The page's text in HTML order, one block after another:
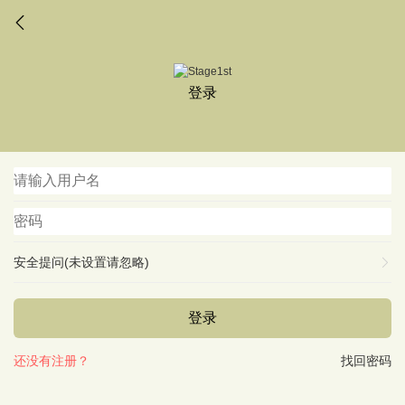
登录
安全提问(未设置请忽略)
登录
找回密码
还没有注册？